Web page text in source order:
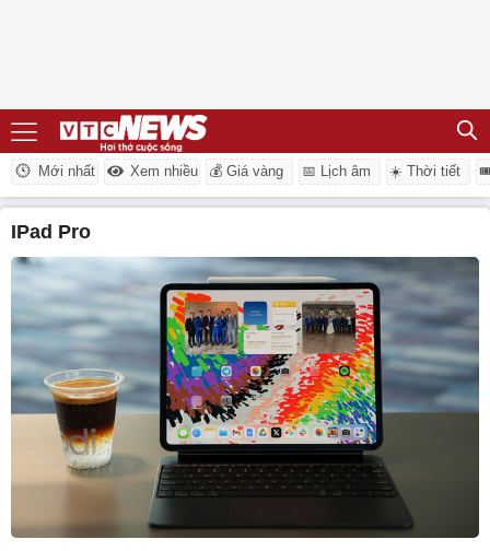
Mới nhất Xem nhiều 💰 Giá vàng 📅 Lịch âm ☀️ Thời tiết
iPad Pro